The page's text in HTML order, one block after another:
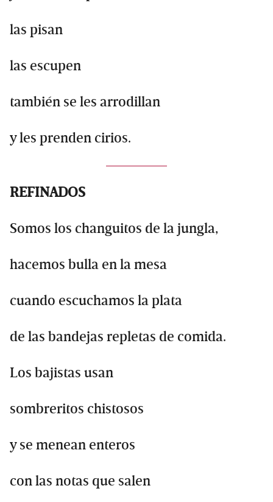
las pisan
las escupen
también se les arrodillan
y les prenden cirios.
REFINADOS
Somos los changuitos de la jungla,
hacemos bulla en la mesa
cuando escuchamos la plata
de las bandejas repletas de comida.
Los bajistas usan
sombreritos chistosos
y se menean enteros
con las notas que salen